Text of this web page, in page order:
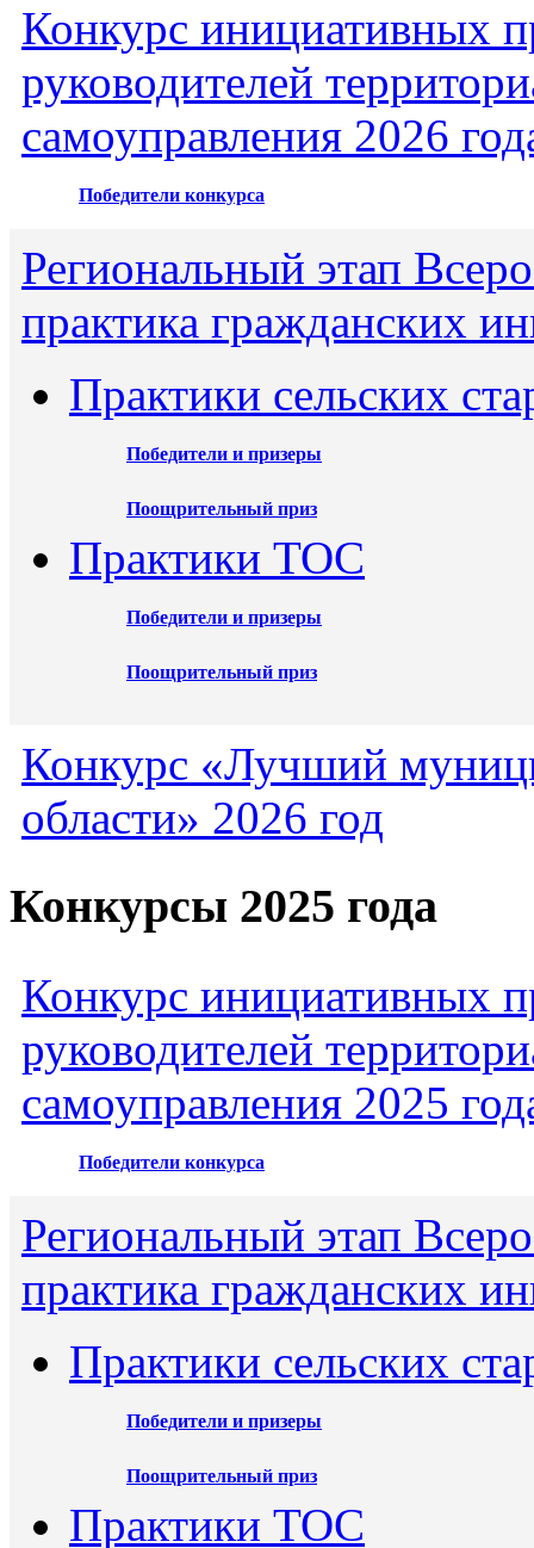
Конкурс инициативных
руководителей
самоуправления 2026
Победители конкурса
Региональный этап
практика гражданских
Практики сельских
Победители и призеры
Поощрительный приз
Практики ТОС
Победители и призеры
Поощрительный приз
Конкурс «Лучший
области» 2026 год
Конкурсы 2025 года
Конкурс инициативных
руководителей
самоуправления 2025
Победители конкурса
Региональный этап
практика гражданских
Практики сельских
Победители и призеры
Поощрительный приз
Практики ТОС